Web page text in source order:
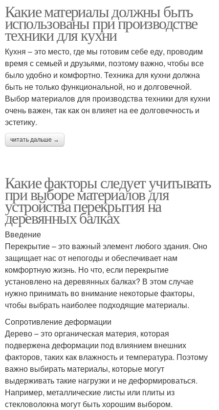
Какие материалы должны быть
использованы при производстве
техники для кухни
Кухня – это место, где мы готовим себе еду, проводим
время с семьей и друзьями, поэтому важно, чтобы все
было удобно и комфортно. Техника для кухни должна
быть не только функциональной, но и долговечной.
Выбор материалов для производства техники для кухни
очень важен, так как он влияет на ее долговечность и
эстетику.
читать дальше →
Какие факторы следует учитывать
при выборе материалов для
устройства перекрытия на
деревянных балках
Введение
Перекрытие – это важный элемент любого здания. Оно
защищает нас от непогоды и обеспечивает нам
комфортную жизнь. Но что, если перекрытие
установлено на деревянных балках? В этом случае
нужно принимать во внимание некоторые факторы,
чтобы выбрать наиболее подходящие материалы.
Сопротивление деформации
Дерево – это органическая материя, которая
подвержена деформации под влиянием внешних
факторов, таких как влажность и температура. Поэтому
важно выбирать материалы, которые могут
выдерживать такие нагрузки и не деформироваться.
Например, металлические листы или плиты из
стекловолокна могут быть хорошим выбором.